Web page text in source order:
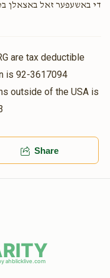
די באשעפער זאל באצאלן
are tax deductible
is 92-3617094
outside of the USA is
Share